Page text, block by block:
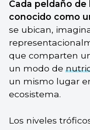
Cada peldaño
conocido como
se ubican,
que comparten
un modo de
un mismo lugar
ecosistema.
Los niveles